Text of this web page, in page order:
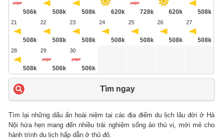
506k 508k 508k 620k 728k 620k 508k
21
508k
22
508k
23
508k
24
508k
25
508k
26
508k
27
508k
28
508k
29
506k
30
506k
Tìm ngay
Tìm lại những dấu ấn hoài niệm tại các địa điểm du lịch lâu đời ở Hà
Nội hứa hẹn mang đến nhiều trải nghiệm sống ảo thú vị, mới mẻ cho
hành trình du lịch hấp dẫn ở thủ đô.